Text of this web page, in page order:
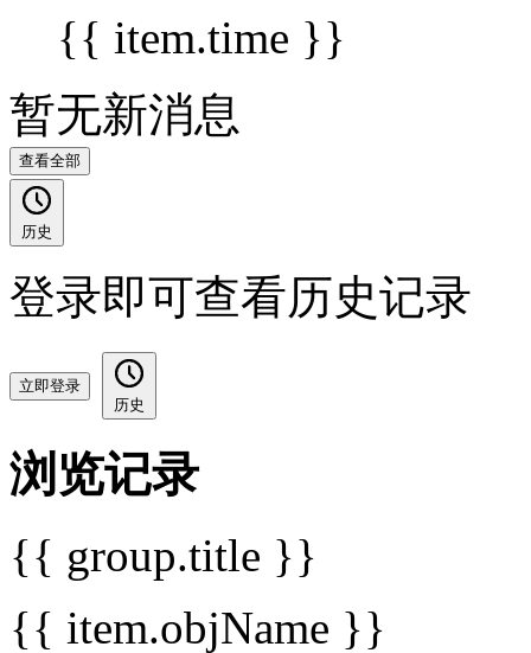
{{ item.time }}
暂无新消息
查看全部
历史
登录即可查看历史记录
立即登录
历史
浏览记录
{{ group.title }}
{{ item.objName }}